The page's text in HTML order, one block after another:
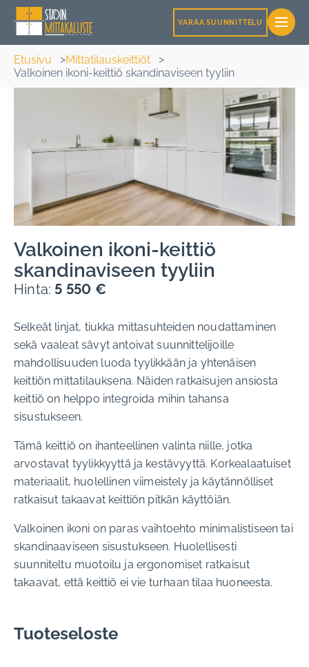
VARAA SUUNNITTELU
Etusivu
Mittatilauskeittiöt
Valkoinen ikoni-keittiö skandinaviseen tyyliin
Valkoinen ikoni-keittiö
skandinaviseen tyyliin
Hinta: 5 550 €
Selkeät linjat, tiukka mittasuhteiden noudattaminen
sekä vaaleat sävyt antoivat suunnittelijoille
mahdollisuuden luoda tyylikkään ja yhtenäisen
keittiön mittatilauksena. Näiden ratkaisujen ansiosta
keittiö on helppo integroida mihin tahansa
sisustukseen.
Tämä keittiö on ihanteellinen valinta niille, jotka
arvostavat tyylikkyyttä ja kestävyyttä. Korkealaatuiset
materiaalit, huolellinen viimeistely ja käytännölliset
ratkaisut takaavat keittiön pitkän käyttöiän.
Valkoinen ikoni on paras vaihtoehto minimalistiseen tai
skandinaaviseen sisustukseen. Huolellisesti
suunniteltu muotoilu ja ergonomiset ratkaisut
takaavat, että keittiö ei vie turhaan tilaa huoneesta.
Tuoteseloste